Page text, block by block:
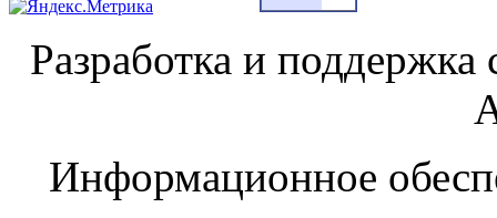
Разработка и
Информационное